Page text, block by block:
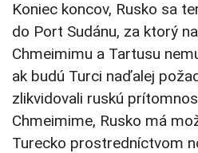
Koniec koncov, Rusko sa
do Port Sudánu, za ktorý
Chmeimimu a Tartusu
ak budú Turci naďalej
zlikvidovali ruskú
Chmeimime, Rusko má
Turecko prostredníctvom